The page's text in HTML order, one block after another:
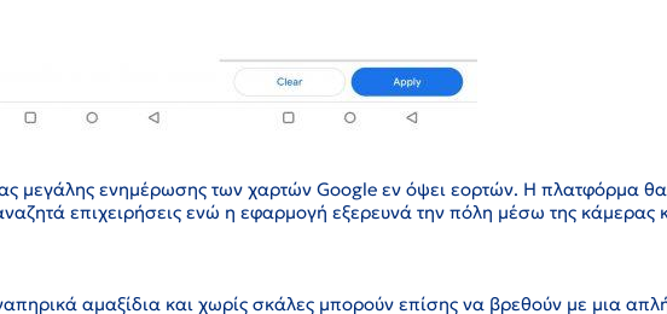
μεγάλης ενημέρωσης των χαρτών Google εν όψει εορτών. Η πλατφόρμα
επιχειρήσεις ενώ η εφαρμογή εξερευνά την πόλη μέσω της κάμερας
αμαξίδια και χωρίς σκάλες μπορούν επίσης να βρεθούν με μια